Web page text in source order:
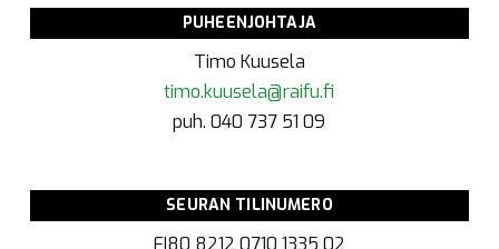
PUHEENJOHTAJA
Timo Kuusela
timo.kuusela@raifu.fi
puh. 040 737 51 09
SEURAN TILINUMERO
FI80 8212 0710 1335 02